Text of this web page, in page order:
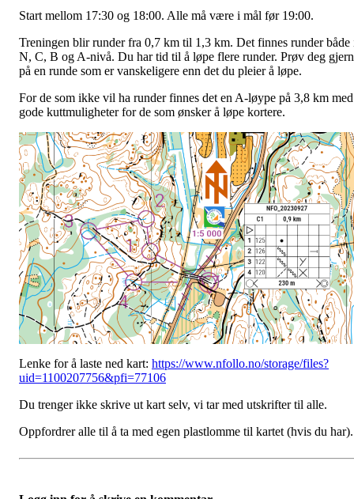
Start mellom 17:30 og 18:00. Alle må være i mål før 19:00.
Treningen blir runder fra 0,7 km til 1,3 km. Det finnes runder både
N, C, B og A-nivå. Du har tid til å løpe flere runder. Prøv deg
på en runde som er vanskeligere enn det du pleier å løpe.
For de som ikke vil ha runder finnes det en A-løype på 3,8 km med
gode kuttmuligheter for de som ønsker å løpe kortere.
Lenke for å laste ned kart: https://www.nfollo.no/storage/files?
uid=1100207756&pfi=77106
Du trenger ikke skrive ut kart selv, vi tar med utskrifter til alle.
Oppfordrer alle til å ta med egen plastlomme til kartet (hvis du har).